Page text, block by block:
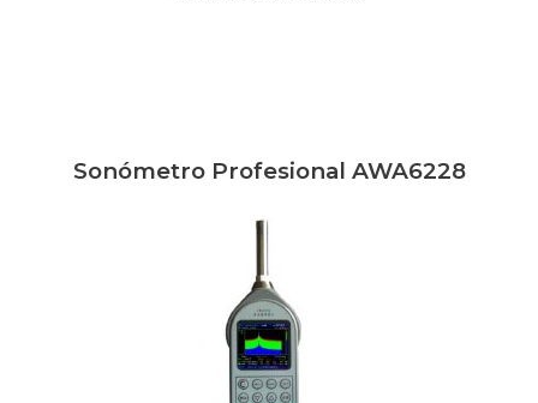
Sonómetro Profesional AWA6228